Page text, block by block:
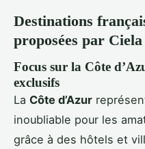
Destinations
proposées par
Focus sur la Côte
exclusifs
La Côte d’Azur
inoubliable pour les
grâce à des hôtels et